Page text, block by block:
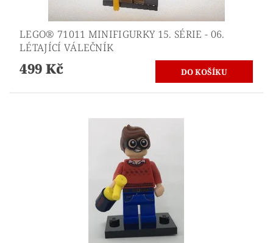
LEGO® 71011 MINIFIGURKY 15. SÉRIE - 06.
LÉTAJÍCÍ VÁLEČNÍK
499 Kč